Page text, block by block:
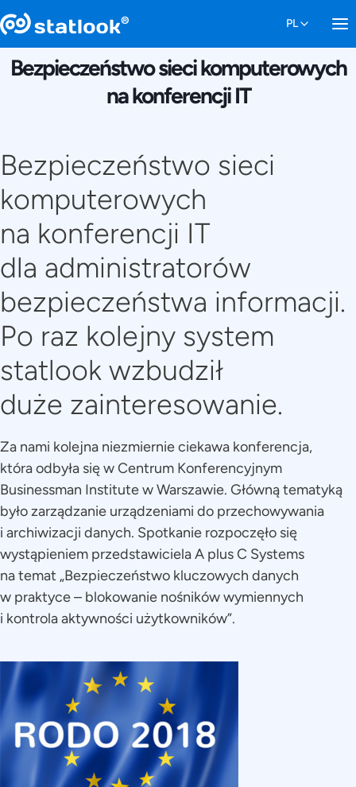
29 KWIETNIA 2016
Bezpieczeństwo sieci komputerowych
na konferencji IT
Bezpieczeństwo sieci
komputerowych
na konferencji IT
dla administratorów
bezpieczeństwa informacji.
Po raz kolejny system
statlook wzbudził
duże zainteresowanie.
Za nami kolejna niezmiernie ciekawa konferencja,
która odbyła się w Centrum Konferencyjnym
Businessman Institute w Warszawie. Główną tematyką
było zarządzanie urządzeniami do przechowywania
i archiwizacji danych. Spotkanie rozpoczęło się
wystąpieniem przedstawiciela A plus C Systems
na temat „Bezpieczeństwo kluczowych danych
w praktyce – blokowanie nośników wymiennych
i kontrola aktywności użytkowników”.